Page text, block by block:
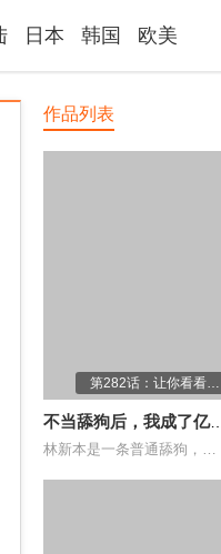
日本 韩国 欧美
作品列表
第282话：让你看看什
不当舔狗后，我成了亿万
神豪